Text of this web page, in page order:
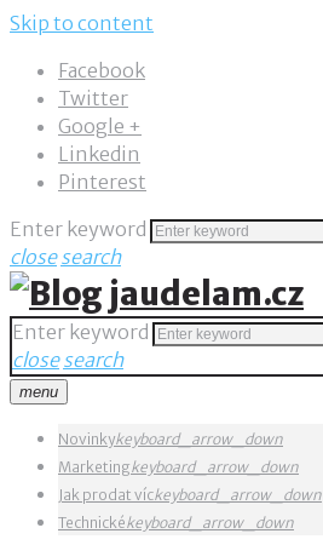
Skip to content
Facebook
Twitter
Google +
Linkedin
Pinterest
Enter keyword
close search
Enter keyword
close search
menu
Novinkykeyboard_arrow_down
Marketingkeyboard_arrow_down
Jak prodat víckeyboard_arrow_down
Technickékeyboard_arrow_down